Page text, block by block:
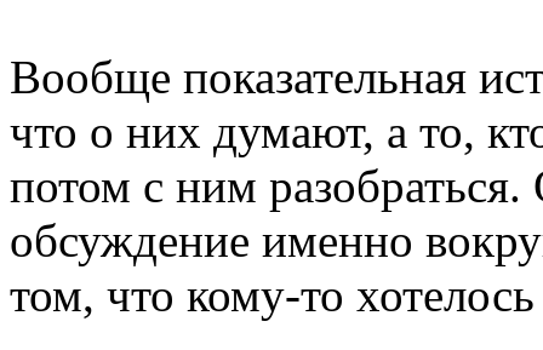
Вообще показательная
что о них думают, а то,
потом с ним
обсуждение именно
том, что кому-то